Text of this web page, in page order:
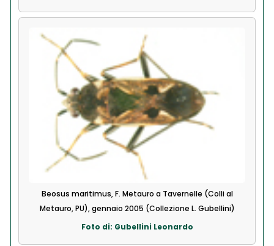
Beosus maritimus, F. Metauro a Tavernelle (Colli al
Metauro, PU), gennaio 2005 (Collezione L. Gubellini)
Foto di: Gubellini Leonardo